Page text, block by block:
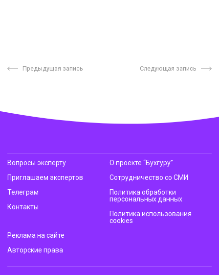
Предыдущая запись Следующая запись
Вопросы эксперту
Приглашаем экспертов
Телеграм
Контакты
О проекте “Бухгуру”
Сотрудничество со СМИ
Политика обработки
персональных данных
Политика использования
cookies
Реклама на сайте
Авторские права